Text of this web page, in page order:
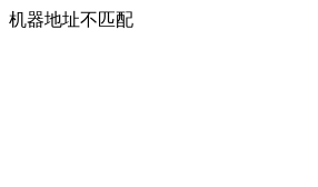
机器地址不匹配